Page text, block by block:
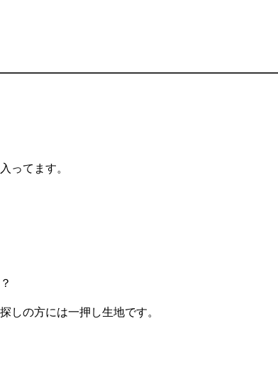
ってます。
しの方には一押し生地です。